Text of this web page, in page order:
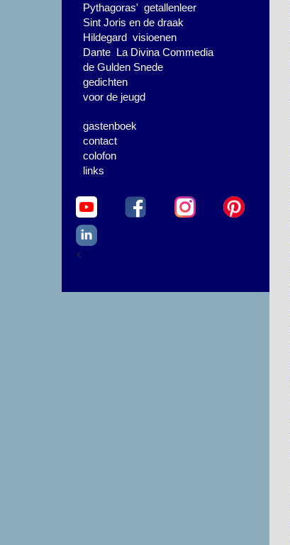
Pythagoras' getallenleer
Sint Joris en de draak
Hildegard visioenen
Dante La Divina Commedia
de Gulden Snede
gedichten
voor de jeugd
gastenboek
contact
colofon
links
<